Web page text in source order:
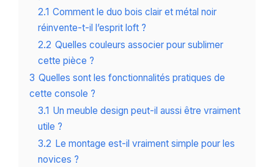
2.1 Comment le duo bois clair et métal noir
réinvente-t-il l’esprit loft ?
2.2 Quelles couleurs associer pour sublimer
cette pièce ?
3 Quelles sont les fonctionnalités pratiques de
cette console ?
3.1 Un meuble design peut-il aussi être vraiment
utile ?
3.2 Le montage est-il vraiment simple pour les
novices ?